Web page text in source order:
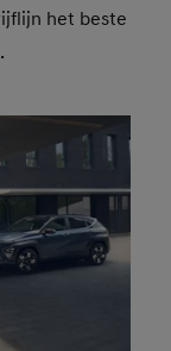
het beste